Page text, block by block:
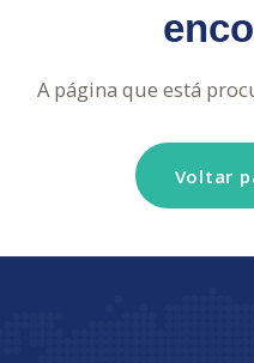
A página que está
Voltar